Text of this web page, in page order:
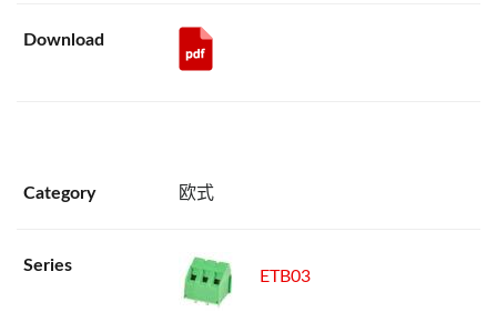
欧式
ETB03